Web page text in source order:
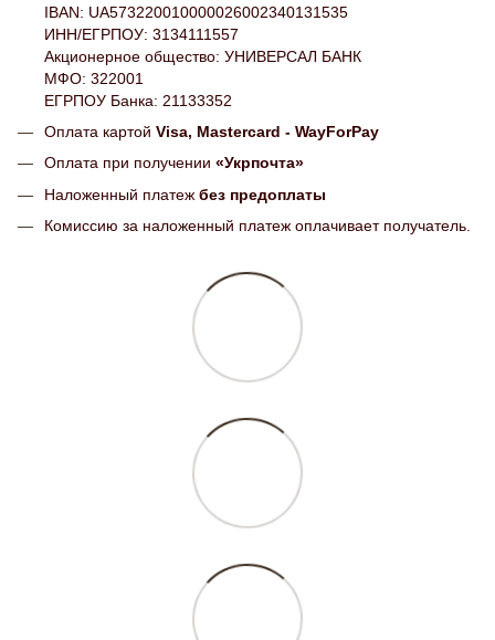
IBAN: UA573220010000026002340131535
ИНН/ЕГРПОУ: 3134111557
Акционерное общество: УНИВЕРСАЛ БАНК
МФО: 322001
ЕГРПОУ Банка: 21133352
Оплата картой Visa, Mastercard - WayForPay
Оплата при получении «Укрпочта»
Наложенный платеж без предоплаты
Комиссию за наложенный платеж оплачивает получатель.